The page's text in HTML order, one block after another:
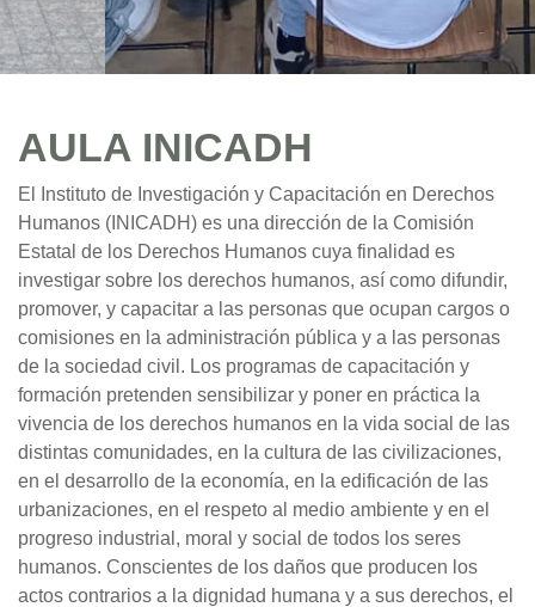
AULA INICADH
El Instituto de Investigación y Capacitación en Derechos
Humanos (INICADH) es una dirección de la Comisión
Estatal de los Derechos Humanos cuya finalidad es
investigar sobre los derechos humanos, así como difundir,
promover, y capacitar a las personas que ocupan cargos o
comisiones en la administración pública y a las personas
de la sociedad civil. Los programas de capacitación y
formación pretenden sensibilizar y poner en práctica la
vivencia de los derechos humanos en la vida social de las
distintas comunidades, en la cultura de las civilizaciones,
en el desarrollo de la economía, en la edificación de las
urbanizaciones, en el respeto al medio ambiente y en el
progreso industrial, moral y social de todos los seres
humanos. Conscientes de los daños que producen los
actos contrarios a la dignidad humana y a sus derechos, el